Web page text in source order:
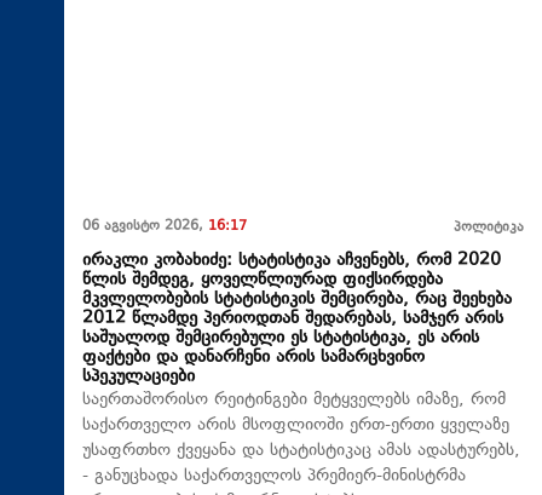
06 აგვისტო 2026, 16:17 პოლიტიკა
ირაკლი კობახიძე: სტატისტიკა აჩვენებს, რომ 2020
წლის შემდეგ, ყოველწლიურად ფიქსირდება
მკვლელობების სტატისტიკის შემცირება, რაც შეეხება
2012 წლამდე პერიოდთან შედარებას, სამჯერ არის
საშუალოდ შემცირებული ეს სტატისტიკა, ეს არის
ფაქტები და დანარჩენი არის სამარცხვინო
სპეკულაციები
საერთაშორისო რეიტინგები მეტყველებს იმაზე, რომ
საქართველო არის მსოფლიოში ერთ-ერთი ყველაზე
უსაფრთხო ქვეყანა და სტატისტიკაც ამას ადასტურებს,
- განუცხადა საქართველოს პრემიერ-მინისტრმა